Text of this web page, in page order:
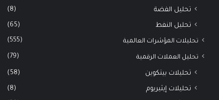
تحليل الفضة (8)
تحليل النفط (65)
تحليلات المؤشرات العالمية (555)
تحليل العملات الرقمية (79)
تحليلات بيتكوين (58)
تحليلات إيثيريوم (8)